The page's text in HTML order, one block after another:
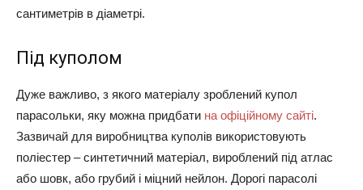
сантиметрів в діаметрі.
Під куполом
Дуже важливо, з якого матеріалу зроблений купол
парасольки, яку можна придбати на офіційному сайті.
Зазвичай для виробництва куполів використовують
поліестер – синтетичний матеріал, вироблений під атлас
або шовк, або грубий і міцний нейлон. Дорогі парасолі